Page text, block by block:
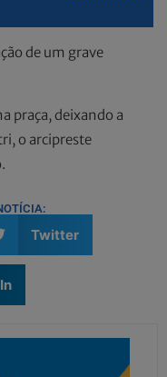
de um grave
praça, deixando a
o arcipreste
Twitter